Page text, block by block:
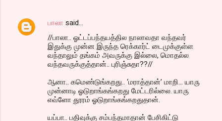
பாலா said…
//பாலா.. ஓட்டப்பந்தயத்தில நாலாவதா வந்தவர்
இதுக்கு முன்ன இருந்த ரெக்கார்ட் டைமுக்குள்ள
வந்தாலும் தங்கம் அவருக்கு இல்லை, மொதல்ல
வந்தவருக்குத்தான்.. புரிஞ்சுதா??//
ஆனா.. கமெண்டுங்கறது.. ‘மராத்தான்’ மாறி... யாரு
முன்னாடி ஓடுறாங்கங்கறது மேட்டரில்லை. யாரு
எவ்ளோ தூரம் ஓடுறாங்கங்கறதுதான்.
யப்பா.. பதிவுக்கு சம்பந்தமாதான் பேசிகிட்டு